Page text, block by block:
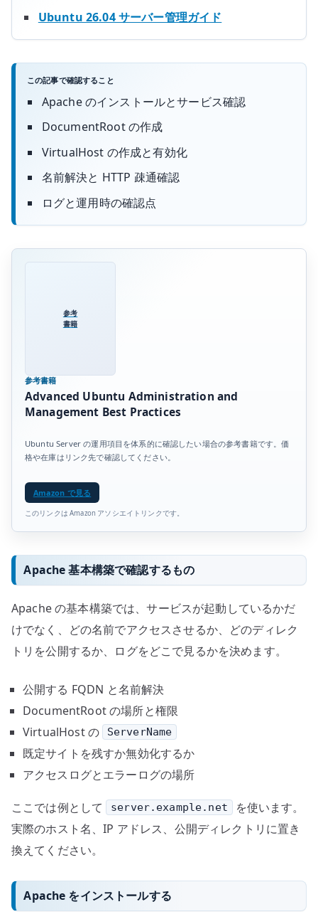
Ubuntu 26.04 サーバー管理ガイド
この記事で確認すること
Apache のインストールとサービス確認
DocumentRoot の作成
VirtualHost の作成と有効化
名前解決と HTTP 疎通確認
ログと運用時の確認点
参考
書籍
参考書籍
Advanced Ubuntu Administration and
Management Best Practices
Ubuntu Server の運用項目を体系的に確認したい場合の参考書籍です。価
格や在庫はリンク先で確認してください。
Amazon で見る
このリンクは Amazon アソシエイトリンクです。
Apache 基本構築で確認するもの
Apache の基本構築では、サービスが起動しているかだ
けでなく、どの名前でアクセスさせるか、どのディレク
トリを公開するか、ログをどこで見るかを決めます。
公開する FQDN と名前解決
DocumentRoot の場所と権限
VirtualHost の
ServerName
既定サイトを残すか無効化するか
アクセスログとエラーログの場所
ここでは例として server.example.net
を使います。
実際のホスト名、IP アドレス、公開ディレクトリに置き
換えてください。
Apache をインストールする